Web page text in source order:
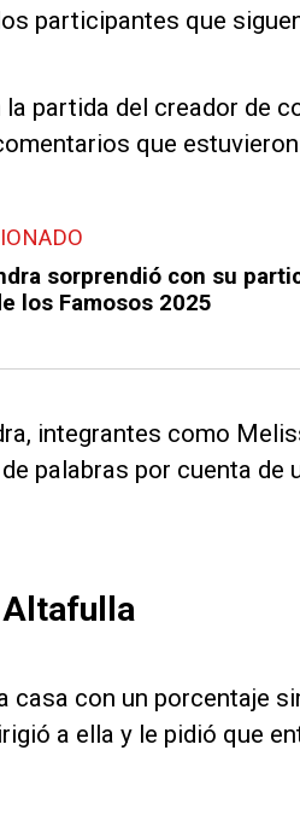
participantes que
partida del creador de
que estuvieron
sorprendió con su
los Famosos 2025
integrantes como
palabras por cuenta de
casa con un porcentaje
a ella y le pidió que